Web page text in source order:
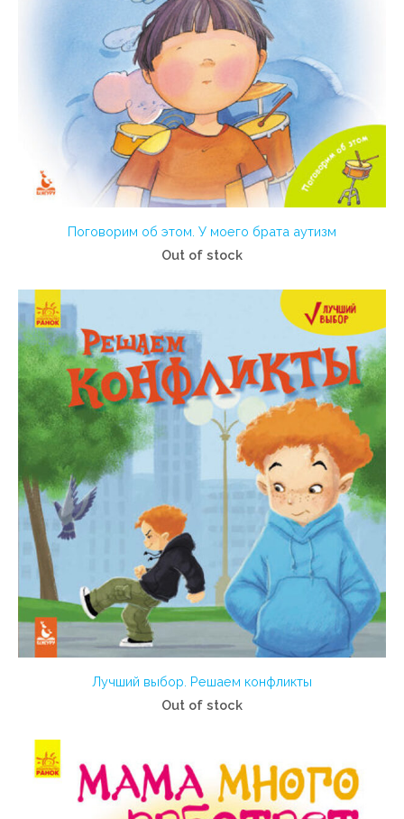
Поговорим об этом. У моего брата аутизм
Out of stock
Лучший выбор. Решаем конфликты
Out of stock